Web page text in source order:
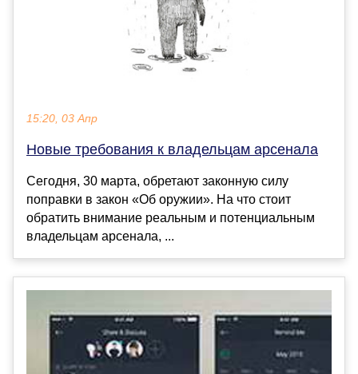
15:20, 03 Апр
Новые требования к владельцам арсенала
Сегодня, 30 марта, обретают законную силу
поправки в закон «Об оружии». На что стоит
обратить внимание реальным и потенциальным
владельцам арсенала, ...